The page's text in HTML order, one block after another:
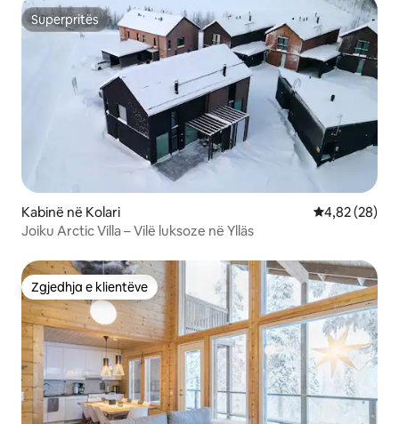
Superpritës
Superpritës
Kabinë në Kolari Vlerësimi
4,82 (28)
Joiku Arctic Villa – Vilë luksoze në Ylläs
Zgjedhja e klientëve
Zgjedhja e klientëve